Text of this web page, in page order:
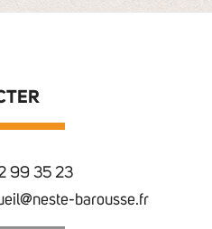
99 35 23
barousse.fr